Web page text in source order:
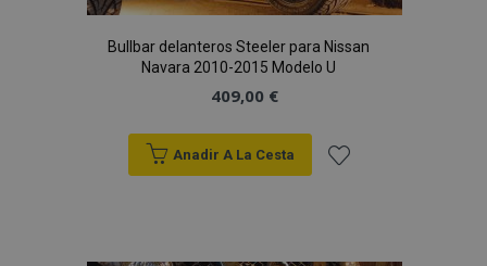
Bullbar delanteros Steeler para Nissan
Navara 2010-2015 Modelo U
409,00 €
Anadir A La Cesta